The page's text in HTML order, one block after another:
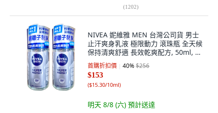
(1202)
NIVEA 妮維雅 MEN 台灣公司貨 男士
止汗爽身乳液 極限動力 滾珠瓶 全天候
保持清爽舒適 長效乾爽配方, 50ml, 2
瓶
首購折扣價 40%$256
$153
($15.30/10ml)
明天 8/8 (六) 預計送達